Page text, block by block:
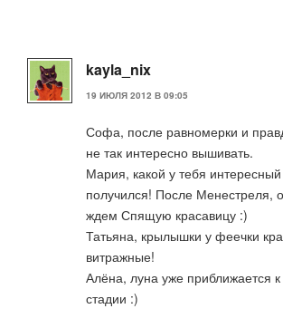
kayla_nix
19 ИЮЛЯ 2012 В 09:05
Софа, после равномерки и
не так интересно вышивать.
Мария, какой у тебя интересный
получился! После Менестреля,
ждем Спящую красавицу :)
Татьяна, крылышки у феечки
витражные!
Алёна, луна уже приближается
стадии :)